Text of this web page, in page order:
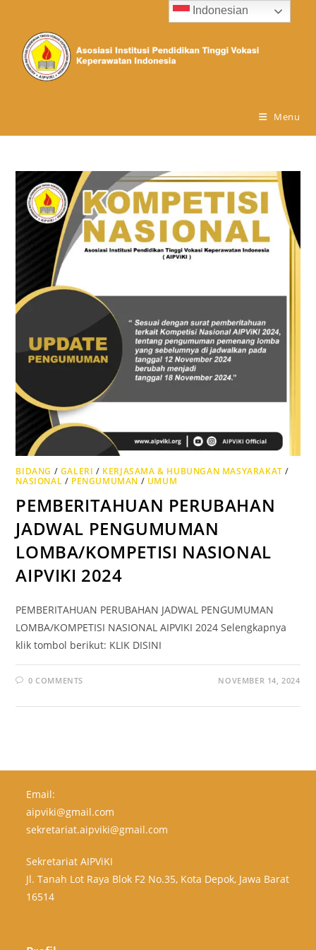
Menu
BIDANG / GALERI / KERJASAMA & HUBUNGAN MASYARAKAT /
NASIONAL / PENGUMUMAN / UMUM
PEMBERITAHUAN PERUBAHAN
JADWAL PENGUMUMAN
LOMBA/KOMPETISI NASIONAL
AIPVIKI 2024
PEMBERITAHUAN PERUBAHAN JADWAL PENGUMUMAN
LOMBA/KOMPETISI NASIONAL AIPVIKI 2024 Selengkapnya
klik tombol berikut: KLIK DISINI
0 COMMENTS NOVEMBER 14, 2024
Email:
aipviki@gmail.com
sekretariat.aipviki@gmail.com
Sekretariat AIPViKI
Jl. Tanah Lot Raya Blok F2 No.35, Kota Depok, Jawa Barat
16514
Indonesian